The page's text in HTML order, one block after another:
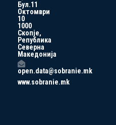
Бул.11
Октомври
10
1000
Скопје,
Република
Северна
Македонија
open.data@sobranie.mk
www.sobranie.mk